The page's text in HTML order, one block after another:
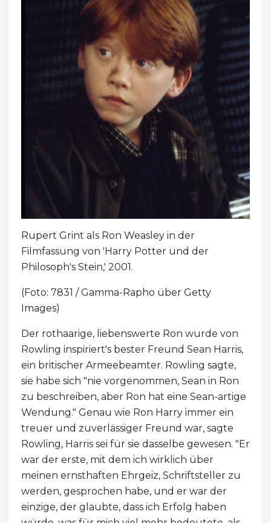
Rupert Grint als Ron Weasley in der
Filmfassung von 'Harry Potter und der
Philosoph's Stein,' 2001.
(Foto: 7831 / Gamma-Rapho über Getty
Images)
Der rothaarige, liebenswerte Ron wurde von
Rowling inspiriert's bester Freund Sean Harris,
ein britischer Armeebeamter. Rowling sagte,
sie habe sich "nie vorgenommen, Sean in Ron
zu beschreiben, aber Ron hat eine Sean-artige
Wendung." Genau wie Ron Harry immer ein
treuer und zuverlässiger Freund war, sagte
Rowling, Harris sei für sie dasselbe gewesen. "Er
war der erste, mit dem ich wirklich über
meinen ernsthaften Ehrgeiz, Schriftsteller zu
werden, gesprochen habe, und er war der
einzige, der glaubte, dass ich Erfolg haben